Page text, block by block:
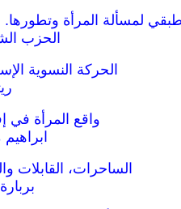
لمسألة المرأة
الحزب
الحركة النسوية
واقع المرأة في
الساحرات، القابلات